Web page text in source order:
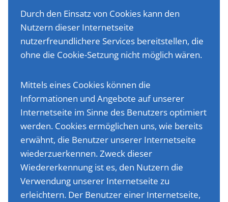
Durch den Einsatz von Cookies kann den
Nutzern dieser Internetseite
nutzerfreundlichere Services bereitstellen, die
ohne die Cookie-Setzung nicht möglich wären.
Mittels eines Cookies können die
Informationen und Angebote auf unserer
Internetseite im Sinne des Benutzers optimiert
werden. Cookies ermöglichen uns, wie bereits
erwähnt, die Benutzer unserer Internetseite
wiederzuerkennen. Zweck dieser
Wiedererkennung ist es, den Nutzern die
Verwendung unserer Internetseite zu
erleichtern. Der Benutzer einer Internetseite,